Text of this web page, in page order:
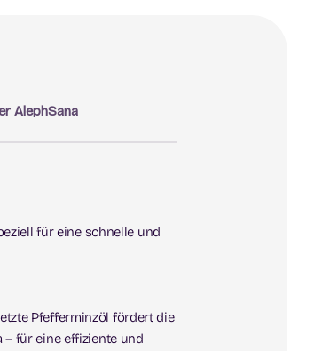
für eine schnelle und
Pfefferminzöl fördert die
für eine effiziente und
AlephSana